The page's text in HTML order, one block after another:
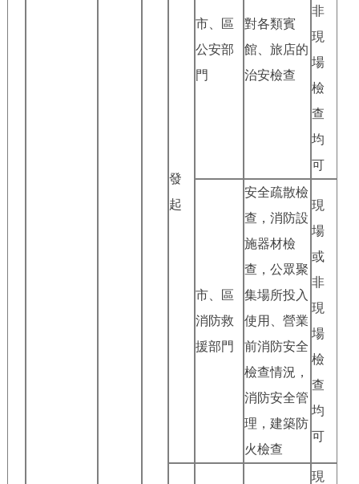
發
起
市、區
公安部
門
對各類賓
館、旅店的
治安檢查
非
現
場
檢
查
均
可
市、區
消防救
援部門
安全疏散檢
查，消防設
施器材檢
查，公眾聚
集場所投入
使用、營業
前消防安全
檢查情況，
消防安全管
理，建築防
火檢查
現
場
或
非
現
場
檢
查
均
可
現